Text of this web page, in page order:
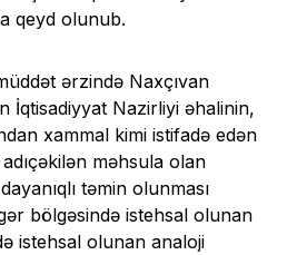
qeyd olunub.
ərzində Naxçıvan
İqtisadiyyat Nazirliyi əhalinin,
xammal kimi istifadə edən
məhsula olan
təmin olunması
bölgəsində istehsal olunan
istehsal olunan analoji